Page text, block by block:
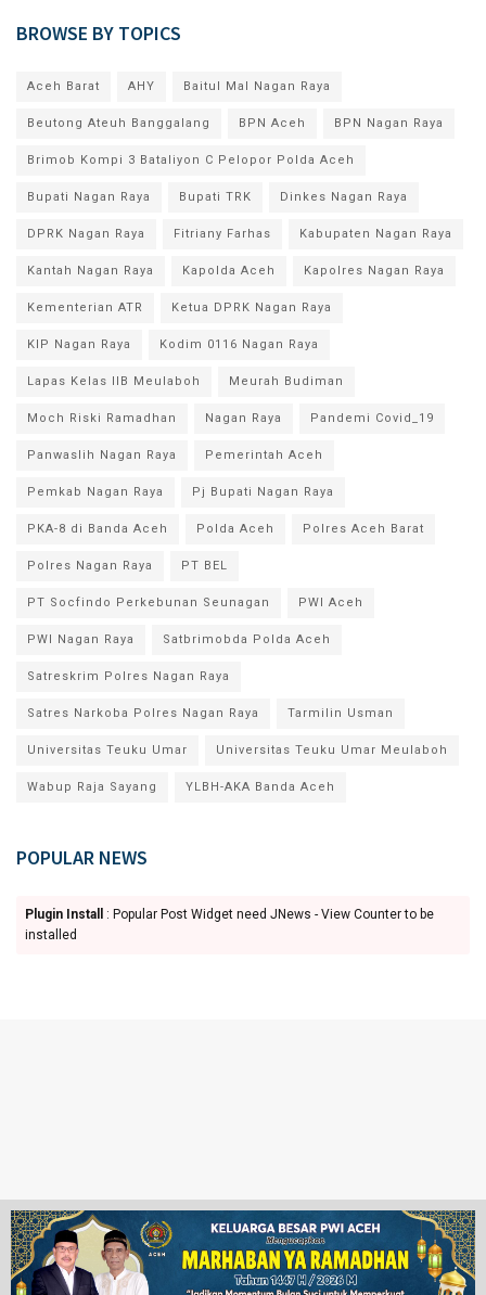
BROWSE BY TOPICS
Aceh Barat AHY Baitul Mal Nagan Raya
Beutong Ateuh Banggalang BPN Aceh BPN Nagan Raya
Brimob Kompi 3 Bataliyon C Pelopor Polda Aceh
Bupati Nagan Raya Bupati TRK Dinkes Nagan Raya
DPRK Nagan Raya Fitriany Farhas Kabupaten Nagan Raya
Kantah Nagan Raya Kapolda Aceh Kapolres Nagan Raya
Kementerian ATR Ketua DPRK Nagan Raya
KIP Nagan Raya Kodim 0116 Nagan Raya
Lapas Kelas IIB Meulaboh Meurah Budiman
Moch Riski Ramadhan Nagan Raya Pandemi Covid_19
Panwaslih Nagan Raya Pemerintah Aceh
Pemkab Nagan Raya Pj Bupati Nagan Raya
PKA-8 di Banda Aceh Polda Aceh Polres Aceh Barat
Polres Nagan Raya PT BEL
PT Socfindo Perkebunan Seunagan PWI Aceh
PWI Nagan Raya Satbrimobda Polda Aceh
Satreskrim Polres Nagan Raya
Satres Narkoba Polres Nagan Raya Tarmilin Usman
Universitas Teuku Umar Universitas Teuku Umar Meulaboh
Wabup Raja Sayang YLBH-AKA Banda Aceh
POPULAR NEWS
Plugin Install
: Popular Post Widget need JNews - View Counter to be
installed
Ketentuan Penggunaan Redaksi